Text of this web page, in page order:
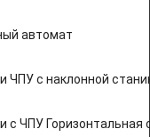
автомат
ЧПУ c наклонной
с ЧПУ Горизонтальная